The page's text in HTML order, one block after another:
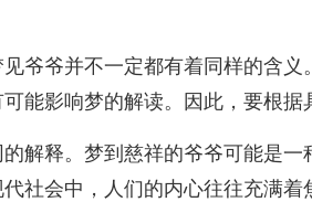
爷爷并不一定都有着同样的含
能影响梦的解读。因此，要根据
解释。梦到慈祥的爷爷可能是
社会中，人们的内心往往充满